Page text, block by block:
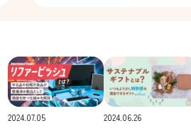
2024.07.05 2024.06.26